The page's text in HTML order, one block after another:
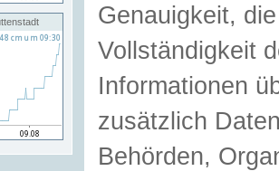
Genauigkeit,
Vollständigkeit
Informationen
zusätzlich
Behörden,